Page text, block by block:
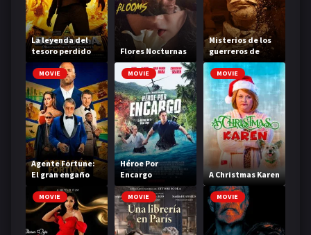
La leyenda del
tesoro perdido
Flores Nocturnas
Misterios de los
guerreros de
terracota
MOVIE
Agente Fortune:
El gran engaño
MOVIE
Héroe Por
Encargo
MOVIE
A Christmas Karen
MOVIE MOVIE MOVIE